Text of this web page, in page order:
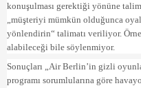
konuşulması gerektiği yönüne
„müşteriyi mümkün olduğunca
yönlendirin“ talimatı veriliyor.
alabileceği bile söylenmiyor.
Sonuçları „Air Berlin’in gizli
programı sorumlularına göre